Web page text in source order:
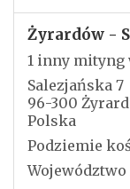
Żyrardów -
1 inny mityng
Salezjańska 7
96-300
Polska
Podziemie